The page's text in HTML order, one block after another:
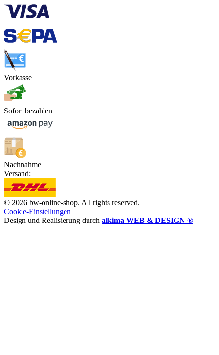
Vorkasse
Sofort bezahlen
Nachnahme
Versand:
© 2026 bw-online-shop. All rights reserved.
Cookie-Einstellungen
Design und Realisierung durch alkima WEB & DESIGN ®